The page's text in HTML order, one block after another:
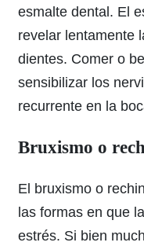
esmalte dental. El
revelar lentamente
dientes. Comer o
sensibilizar los
recurrente en la
Bruxismo o
El bruxismo o
las formas en que
estrés. Si bien